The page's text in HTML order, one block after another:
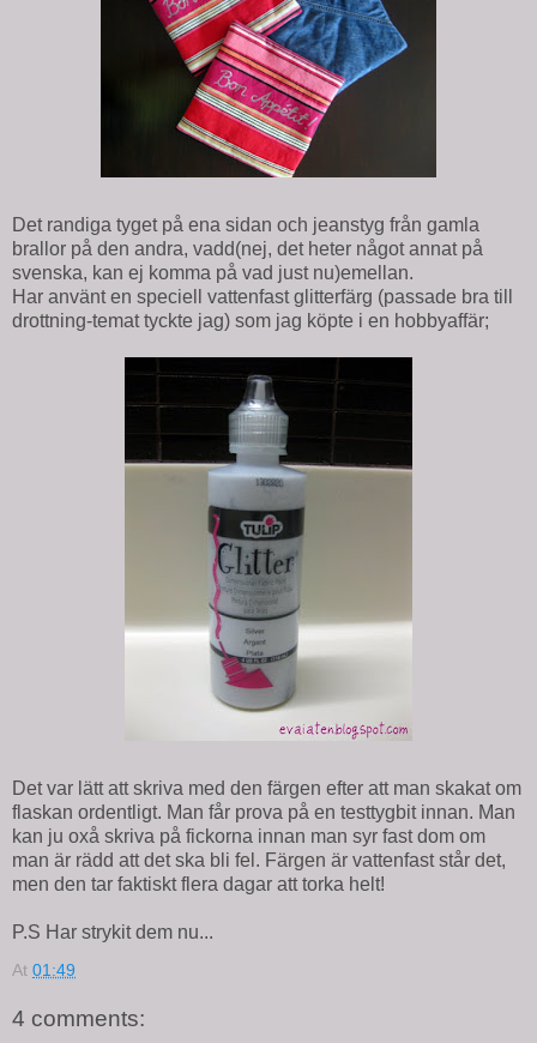
Det randiga tyget på ena sidan och jeanstyg från gamla
brallor på den andra, vadd(nej, det heter något annat på
svenska, kan ej komma på vad just nu)emellan.
Har använt en speciell vattenfast glitterfärg (passade bra till
drottning-temat tyckte jag) som jag köpte i en hobbyaffär;
Det var lätt att skriva med den färgen efter att man skakat om
flaskan ordentligt. Man får prova på en testtygbit innan. Man
kan ju oxå skriva på fickorna innan man syr fast dom om
man är rädd att det ska bli fel. Färgen är vattenfast står det,
men den tar faktiskt flera dagar att torka helt!
P.S Har strykit dem nu...
At 01:49
4 comments: